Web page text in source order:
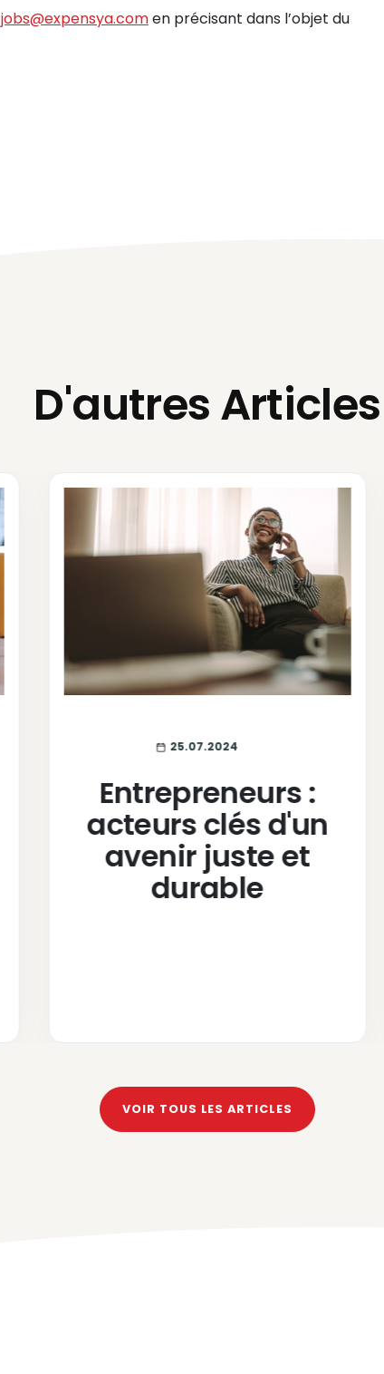
jobs@expensya.comen précisant dans l’objet du
D'autres Articles
25.07.2024
Entrepreneurs :
acteurs clés d'un
avenir juste et
durable
VOIR TOUS LES ARTICLES